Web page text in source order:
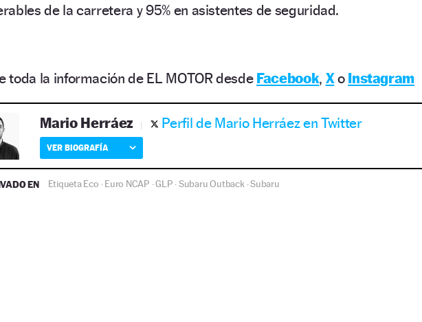
de la carretera y 95% en asistentes de seguridad.
toda la información de EL MOTOR desde Facebook, Xo Instagram
Mario Herráez Perfil de Mario Herráez en Twitter
VER BIOGRAFÍA
EN Etiqueta Eco ·Euro NCAP ·GLP ·Subaru Outback·Subaru